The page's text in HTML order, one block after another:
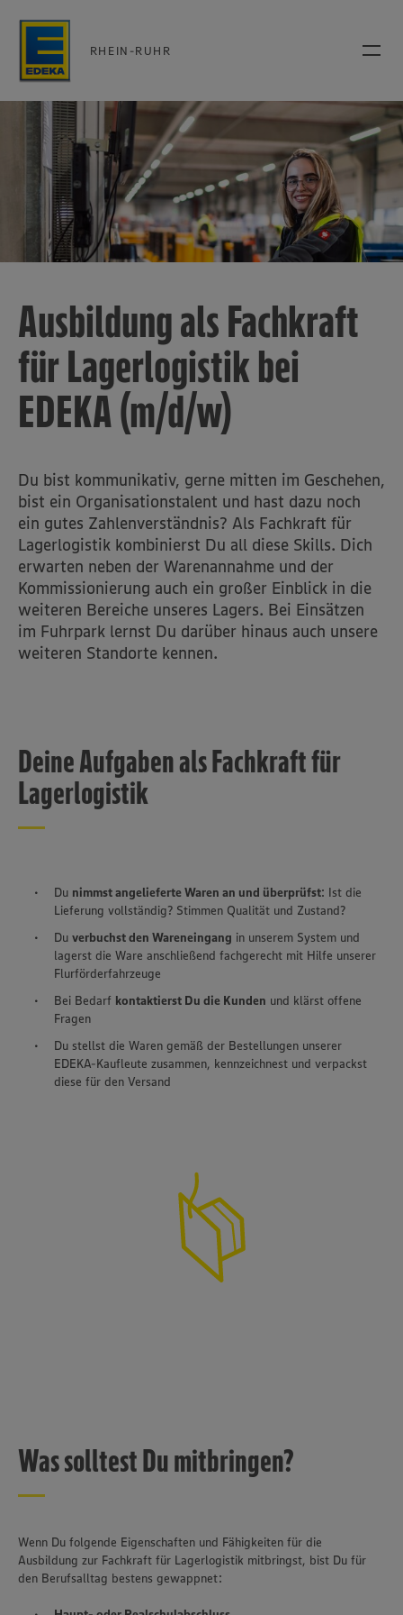
RHEIN-RUHR
Ausbildung als Fachkraft
für Lagerlogistik bei
EDEKA (m/d/w)
Du bist kommunikativ, gerne mitten im Geschehen,
bist ein Organisationstalent und hast dazu noch
ein gutes Zahlenverständnis? Als Fachkraft für
Lagerlogistik kombinierst Du all diese Skills. Dich
erwarten neben der Warenannahme und der
Kommissionierung auch ein großer Einblick in die
weiteren Bereiche unseres Lagers. Bei Einsätzen
im Fuhrpark lernst Du darüber hinaus auch unsere
weiteren Standorte kennen.
Deine Aufgaben als Fachkraft für
Lagerlogistik
Du nimmst angelieferte Waren an und überprüfst: Ist die
Lieferung vollständig? Stimmen Qualität und Zustand?
Du verbuchst den Wareneingang in unserem System und
lagerst die Ware anschließend fachgerecht mit Hilfe unserer
Flurförderfahrzeuge
Bei Bedarf kontaktierst Du die Kunden und klärst offene
Fragen
Du stellst die Waren gemäß der Bestellungen unserer
EDEKA-Kaufleute zusammen, kennzeichnest und verpackst
diese für den Versand
Was solltest Du mitbringen?
Wenn Du folgende Eigenschaften und Fähigkeiten für die
Ausbildung zur Fachkraft für Lagerlogistik mitbringst, bist Du für
den Berufsalltag bestens gewappnet: